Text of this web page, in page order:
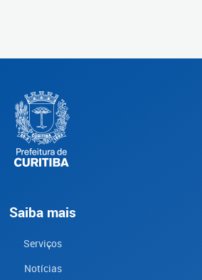
Saiba mais
Serviços
Notícias